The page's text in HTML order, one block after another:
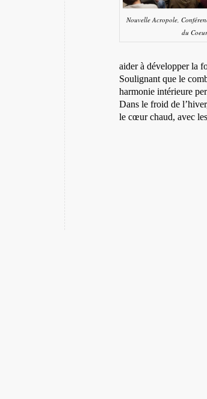
Nouvelle Acropole,
du
aider à développer la
Soulignant que le
harmonie intérieure
Dans le froid de
le cœur chaud, avec